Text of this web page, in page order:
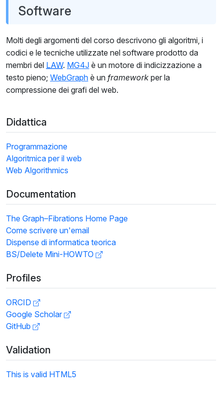
Software
Molti degli argomenti del corso descrivono gli algoritmi, i
codici e le tecniche utilizzate nel software prodotto da
membri del LAW. MG4J è un motore di indicizzazione a
testo pieno; WebGraph è un framework per la
compressione dei grafi del web.
Didattica
Programmazione
Algoritmica per il web
Web Algorithmics
Documentation
The Graph–Fibrations Home Page
Come scrivere un'email
Dispense di informatica teorica
BS/Delete Mini-HOWTO
Profiles
ORCID
Google Scholar
GitHub
Validation
This is valid HTML5